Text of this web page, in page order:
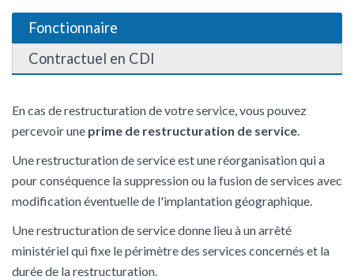
Fonctionnaire
Contractuel en CDI
En cas de restructuration de votre service, vous pouvez
percevoir une prime de restructuration de service.
Une restructuration de service est une réorganisation qui a
pour conséquence la suppression ou la fusion de services avec
modification éventuelle de l'implantation géographique.
Une restructuration de service donne lieu à un arrêté
ministériel qui fixe le périmètre des services concernés et la
durée de la restructuration.